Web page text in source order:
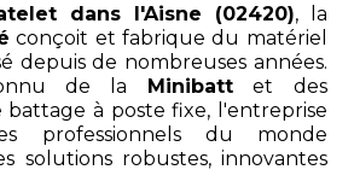
dans l'Aisne (02420), la
conçoit et fabrique du matériel
depuis de nombreuses années.
de la Minibattet des
à poste fixe, l'entreprise
professionnels du monde
solutions robustes, innovantes